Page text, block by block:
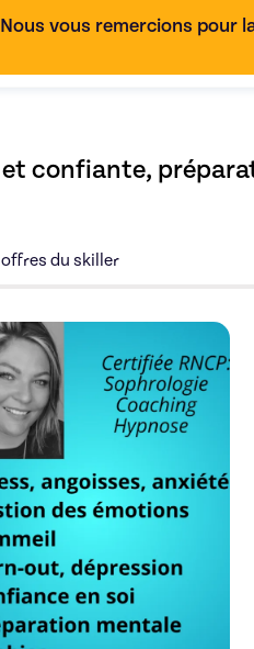
vous remercions
et confiante,
du skiller
l'offre Vivre la PMA et la